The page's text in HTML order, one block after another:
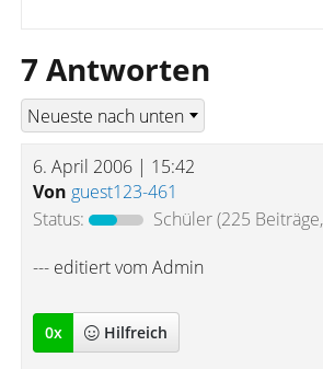
7 Antworten
6. April 2006 | 15:42
Von guest123-461
Status:
Schüler(225
--- editiert vom Admin
0x Hilfreich